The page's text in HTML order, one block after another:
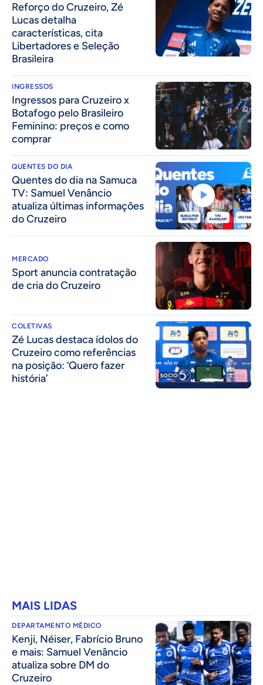
⁠Reforço do Cruzeiro, Zé
Lucas detalha
características, cita
Libertadores e Seleção
Brasileira
INGRESSOS
Ingressos para Cruzeiro x
Botafogo pelo Brasileiro
Feminino: preços e como
comprar
QUENTES DO DIA
Quentes do dia na Samuca
TV: Samuel Venâncio
atualiza últimas informações
do Cruzeiro
MERCADO
Sport anuncia contratação
de cria do Cruzeiro
COLETIVAS
Zé Lucas destaca ídolos do
Cruzeiro como referências
na posição: ‘Quero fazer
história’
MAIS LIDAS
DEPARTAMENTO MÉDICO
Kenji, Néiser, Fabrício Bruno
e mais: Samuel Venâncio
atualiza sobre DM do
Cruzeiro